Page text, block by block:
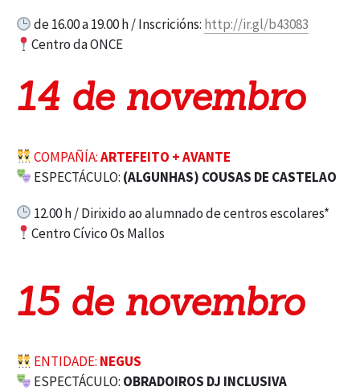
de 16.00 a 19.00 h / Inscricións: http://ir.gl/b43083
Centro da ONCE
14 de novembro
COMPAÑÍA:ARTEFEITO + AVANTE
ESPECTÁCULO: (ALGUNHAS) COUSAS DE CASTELAO
12.00 h / Dirixido ao alumnado de centros escolares*
Centro Cívico Os Mallos
15 de novembro
ENTIDADE: NEGUS
ESPECTÁCULO: OBRADOIROS DJ INCLUSIVA